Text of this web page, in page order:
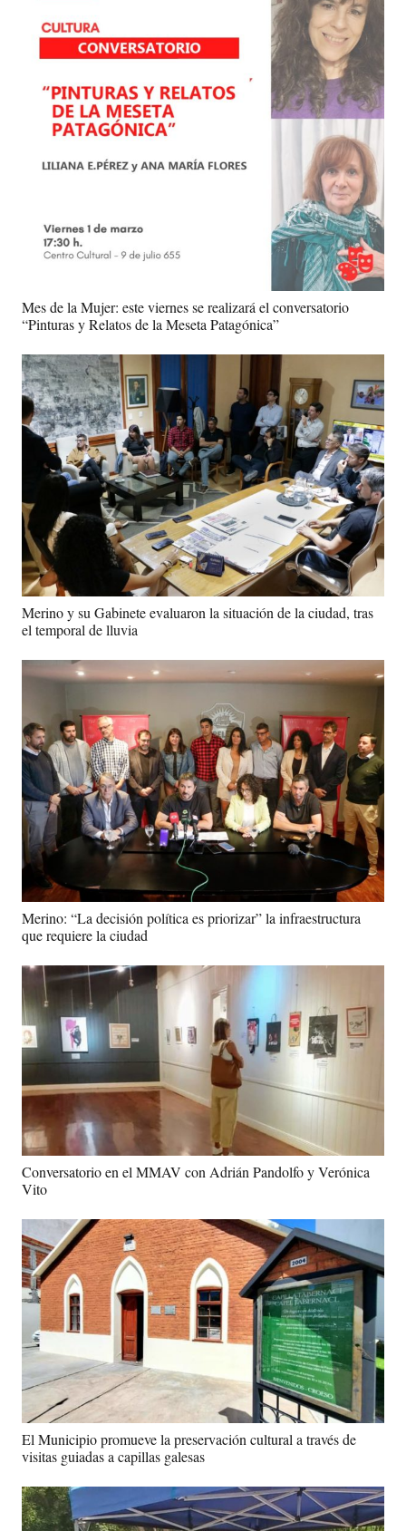
Mes de la Mujer: este viernes se realizará el conversatorio
“Pinturas y Relatos de la Meseta Patagónica”
Merino y su Gabinete evaluaron la situación de la ciudad, tras
el temporal de lluvia
Merino: “La decisión política es priorizar” la infraestructura
que requiere la ciudad
Conversatorio en el MMAV con Adrián Pandolfo y Verónica
Vito
El Municipio promueve la preservación cultural a través de
visitas guiadas a capillas galesas